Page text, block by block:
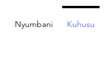
Nyumbani Kuhusu